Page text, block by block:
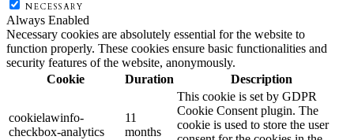
NECESSARY
Always Enabled
Necessary cookies are absolutely essential for the website to
function properly. These cookies ensure basic functionalities and
security features of the website, anonymously.
Cookie
Duration Description
cookielawinfo-
checkbox-analytics
11
months
This cookie is set by GDPR
Cookie Consent plugin. The
cookie is used to store the user